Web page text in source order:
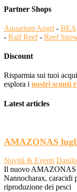
Partner Shops
Aquarium Angri - BEA
- Ralf Reef- Reef
Discount
Risparmia sui tuoi
esplora i nostri sconti
Latest articles
AMAZONAS
Novità & Eventi
Il nuovo AMAZONAS
Nannocharax, caracidi
riproduzione dei pesci